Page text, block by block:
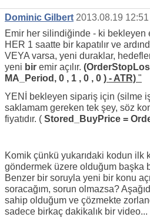
Dominic Gilbert 2013.08.19 12:51
Emir her silindiğinde - ki
HER 1 saatte bir kapatılır ve
VEYA varsa, yeni duraklar,
yeni bir emir açılır.
MA_Period, 0 , 1 , 0 , 0 ) - ATR) "
YENİ bekleyen sipariş için (silme
saklamam gereken tek şey, söz
fiyatıdır. ( Stored_BuyPrice =
Komik çünkü yukarıdaki kodun ilk
göndermek üzere olduğum başka
Benzer bir soruyla yeni bir konu
soracağım, sorun olmazsa?
sahip olduğum ve çözmekte
sadece birkaç dakikalık bir video...